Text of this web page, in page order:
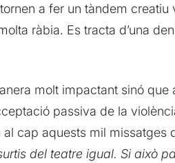
a fer un tàndem creatiu
ràbia. Es tracta d’una
molt impactant sinó
passiva de la
cap aquests mil missatges
del teatre igual. Si això